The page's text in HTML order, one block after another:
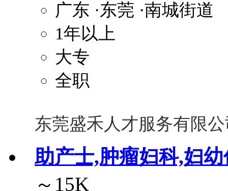
广东 ·东莞 ·南城街道
1年以上
大专
全职
东莞盛禾人才服务有限
助产士,肿瘤妇科,妇
～15K